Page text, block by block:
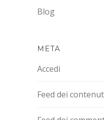
Blog
META
Accedi
Feed dei